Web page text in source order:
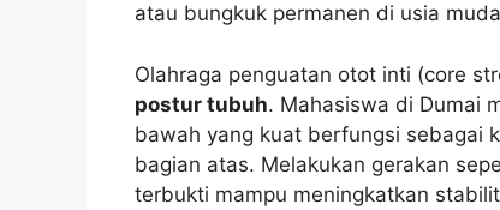
atau bungkuk permanen di usia
Olahraga penguatan otot inti (core
postur tubuh. Mahasiswa di Dumai
bawah yang kuat berfungsi sebagai
bagian atas. Melakukan gerakan
terbukti mampu meningkatkan